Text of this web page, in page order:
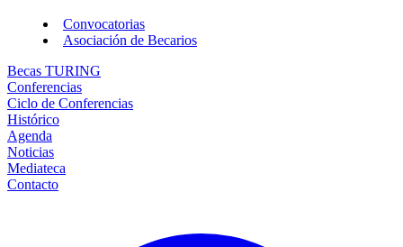
Convocatorias
Asociación de Becarios
Becas TURING
Conferencias
Ciclo de Conferencias
Histórico
Agenda
Noticias
Mediateca
Contacto